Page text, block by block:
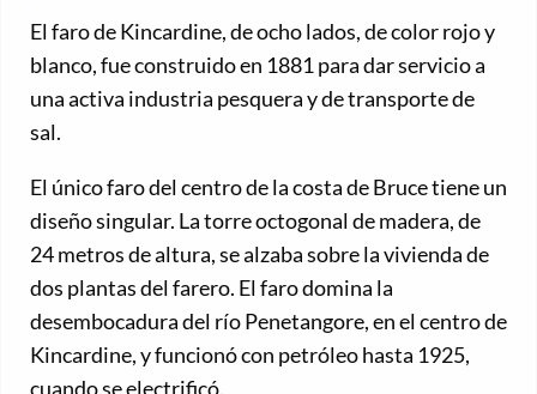
El faro de Kincardine, de ocho lados, de color rojo y
blanco, fue construido en 1881 para dar servicio a
una activa industria pesquera y de transporte de
sal.
El único faro del centro de la costa de Bruce tiene un
diseño singular. La torre octogonal de madera, de
24 metros de altura, se alzaba sobre la vivienda de
dos plantas del farero. El faro domina la
desembocadura del río Penetangore, en el centro de
Kincardine, y funcionó con petróleo hasta 1925,
cuando se electrificó.